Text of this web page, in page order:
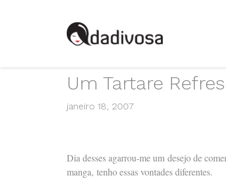
Um Tartare
janeiro 18, 2007
Dia desses agarrou-me um desejo de
manga, tenho essas vontades diferentes.